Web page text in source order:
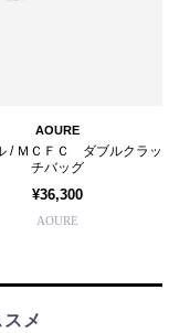
AOURE
/ ＭＣＦＣ ダブルクラッ
チバッグ
¥36,300
AOURE
メ